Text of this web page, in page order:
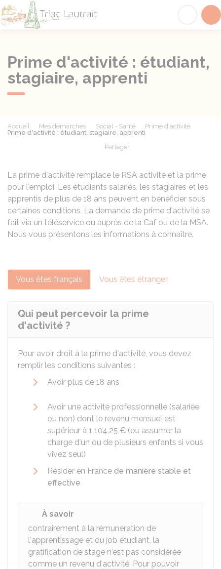
Prime d'activité : étudiant,
stagiaire, apprenti
Accueil Mes démarches Social - Santé
Prime d'activité
Prime d'activité : étudiant, stagiaire, apprenti
Partager
La prime d'activité remplace le RSA activité et la prime
pour l'emploi. Les étudiants salariés, les stagiaires et les
apprentis de plus de 18 ans peuvent en bénéficier sous
certaines conditions. La demande de prime d'activité se
fait via un téléservice ou auprès de la Caf ou de la MSA.
Nous vous présentons les informations à connaître.
Vous êtes français Vous êtes étranger
Qui peut percevoir la prime
d'activité ?
Pour avoir droit à la prime d'activité, vous devez
remplir les conditions suivantes :
Avoir plus de 18 ans
Avoir une activité professionnelle (salariée
ou non) dont le revenu mensuel est
supérieur à 1 104,25 € (ou assumer la
charge d'un ou de plusieurs enfants si vous
vivez seul)
Résider en France de manière stable et
effective
À savoir
contrairement à la rémunération de
l'apprentissage et du job étudiant, la
gratification de stage n'est pas considérée
comme un revenu d'activité. Pour pouvoir